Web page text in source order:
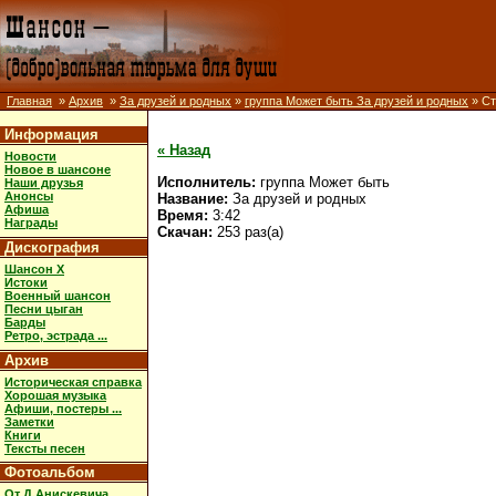
Главная » Архив » За друзей и родных » группа Может быть За друзей и родных »
Информация
Новости
Новое в шансоне
Наши друзья
Анонсы
Афиша
Награды
Дискография
Шансон X
Истоки
Военный шансон
Песни цыган
Барды
Ретро, эстрада ...
Архив
Историческая справка
Хорошая музыка
Афиши, постеры ...
Заметки
Книги
Тексты песен
Фотоальбом
« Назад
Исполнитель: группа Может быть
Название: За друзей и родных
Время: 3:42
Скачан: 253 раз(а)